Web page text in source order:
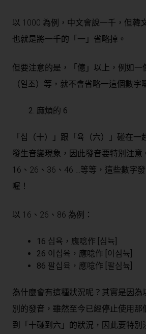
以 1000 為例，中文會說一千，但韓
也就是將一千的「一」省略掉。
但要注意的是，「億」以上，例如一
（일조）等，就不會省略一這個數字
麻煩的 6
「십（十）」跟「육（六）」碰在
發生音變現象，因此發音要特別注意
16、26、36、46 …等等，這些數字
喔！
以 16、26、86 為例：
16 십육，應唸作 [심뉵]
26 이십육，應唸作 [이심뉵]
86 팔십육，應唸作 [팔심뉵]
為什麼會有這種狀況呢？其實是因為
別的發音，雖然至今已經停止使用那
到「十碰到六」的狀況，因此要特別